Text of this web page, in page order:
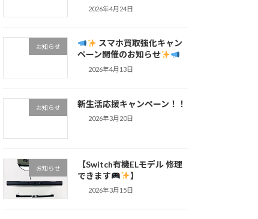
2026年4月24日
お知らせ
スマホ買取強化キャン
ペーン開催のお知らせ
2026年4月13日
お知らせ 新生活応援キャンペーン！！
2026年3月20日
お知らせ
【Switch有機ELモデル 修理
できます
】
2026年3月15日